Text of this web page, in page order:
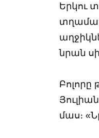
Երկու
նրան
Բոլորը
մաս։